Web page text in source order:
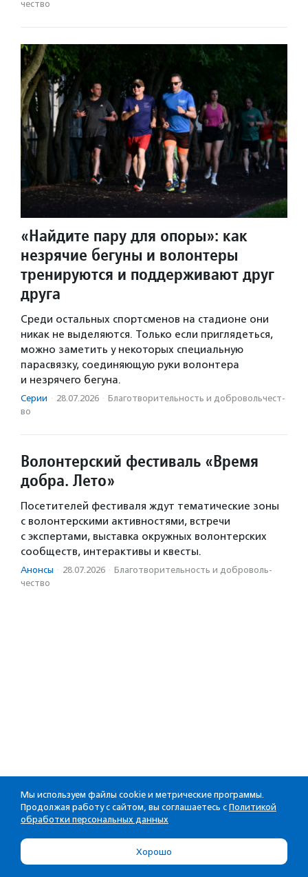
чест­во
«Найдите пару для опоры»: как
незрячие бегуны и волонтеры
тренируются и поддерживают друг
друга
Среди остальных спортсменов на стадионе они
никак не выделяются. Только если приглядеться,
можно заметить у некоторых специальную
парасвязку, соединяющую руки волонтера
и незрячего бегуна.
Серии · 28.07.2026 · Благотвори­тель­ность и доброволь­чест­
во
Волонтерский фестиваль «Время
добра. Лето»
Посетителей фестиваля ждут тематические зоны
с волонтерскими активностями, встречи
с экспертами, выставка окружных волонтерских
сообществ, интерактивы и квесты.
Анонсы · 28.07.2026 · Благотвори­тель­ность и доброволь­
чест­во
Мы используем файлы cookie и метрические программы.
Продолжая работу с сайтом, вы соглашаетесь с Политикой
обработки персональных данных
Хорошо